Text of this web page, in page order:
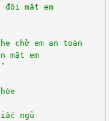
mắt em
chở em an toàn
mặt em
ngủ